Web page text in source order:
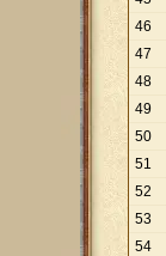
46
47
48
49
50
51
52
53
54